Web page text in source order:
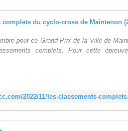
pour ce Grand Prix de la Ville de
complets. Pour cette